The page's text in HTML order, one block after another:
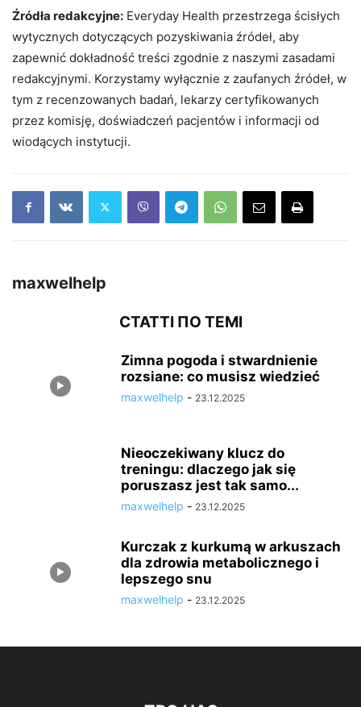
Źródła redakcyjne: Everyday Health przestrzega ścisłych
wytycznych dotyczących pozyskiwania źródeł, aby
zapewnić dokładność treści zgodnie z naszymi zasadami
redakcyjnymi. Korzystamy wyłącznie z zaufanych źródeł, w
tym z recenzowanych badań, lekarzy certyfikowanych
przez komisję, doświadczeń pacjentów i informacji od
wiodących instytucji.
maxwelhelp
СТАТТІ ПО ТЕМІ
Zimna pogoda i stwardnienie
rozsiane: co musisz wiedzieć
maxwelhelp - 23.12.2025
Nieoczekiwany klucz do
treningu: dlaczego jak się
poruszasz jest tak samo...
maxwelhelp - 23.12.2025
Kurczak z kurkumą w arkuszach
dla zdrowia metabolicznego i
lepszego snu
maxwelhelp - 23.12.2025